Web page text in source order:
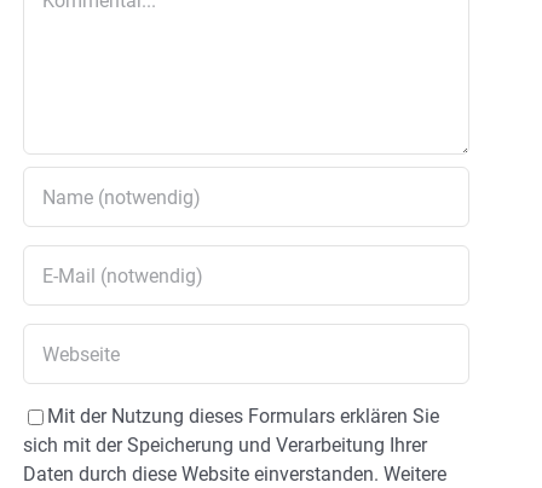
Mit der Nutzung dieses Formulars erklären Sie
sich mit der Speicherung und Verarbeitung Ihrer
Daten durch diese Website einverstanden. Weitere